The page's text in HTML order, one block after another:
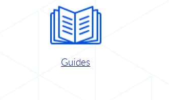
Guides